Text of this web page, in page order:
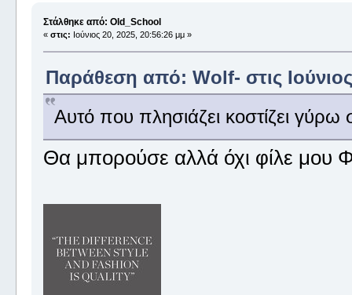
Στάλθηκε από: Old_School
« στις: Ιούνιος 20, 2025, 20:56:26 μμ »
Παράθεση από: Wolf- στις
Αυτό που πλησιάζει κοστίζει
Θα μπορούσε αλλά όχι φίλε μου